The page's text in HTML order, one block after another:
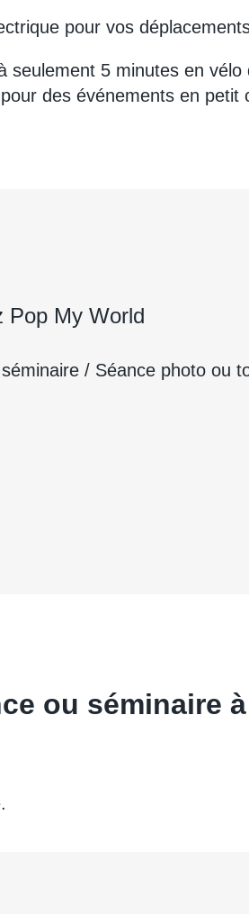
pour vos
seulement 5 minutes en
des événements en
Pop My World
/ Séance photo ou
ou séminaire